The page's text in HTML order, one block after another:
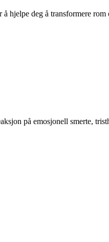
deg å transformere rom
på emosjonell smerte,